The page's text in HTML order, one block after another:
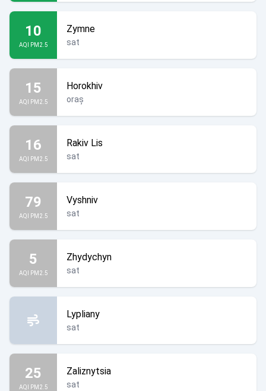
10
AQI PM2.5
Zymne
sat
15
AQI PM2.5
Horokhiv
oraș
16
AQI PM2.5
Rakiv Lis
sat
79
AQI PM2.5
Vyshniv
sat
5
AQI PM2.5
Zhydychyn
sat
Lypliany
sat
25
AQI PM2.5
Zaliznytsia
sat